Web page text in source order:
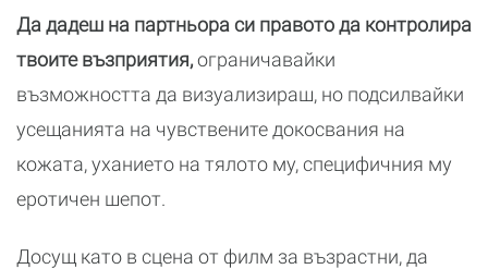
Да дадеш на партньора си правото да контролира
твоите възприятия,ограничавайки
възможността да визуализираш, но подсилвайки
усещанията на чувствените докосвания на
кожата, уханието на тялото му, специфичния му
еротичен шепот.
Досущ като в сцена от филм за възрастни, да